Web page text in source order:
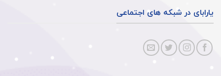
یارابای در شبکه های اجتماعی